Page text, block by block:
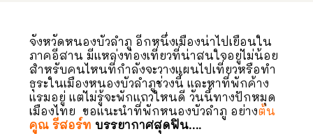
จังหวัดหนองบัวลำภู อีกหนึ่งเมืองน่าไปเยือนใน
ภาคอีสาน มีแหล่งท่องเที่ยวที่น่าสนใจอยู่ไม่น้อย
สำหรับคนไหนที่กำลังจะวางแผนไปเที่ยวหรือทำ
ธุระในเมืองหนองบัวลำภูช่วงนี้ และหาที่พักค้าง
แรมอยู่ แต่ไม่รู้จะพักแถวใหนดี วันนี้ทางปักหมุด
เมืองไทย ขอแนะนำที่พักหนองบัวลำภู อย่างต้น
คูณ รีสอร์ท บรรยากาศสุดฟิน….